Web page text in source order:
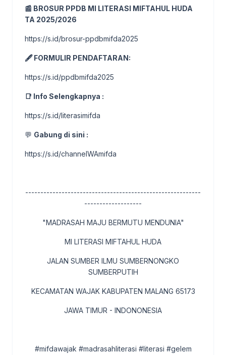
📰 BROSUR PPDB MI LITERASI MIFTAHUL HUDA
TA 2025/2026
https://s.id/brosur-ppdbmifda2025
🖋️ FORMULIR PENDAFTARAN:
https://s.id/ppdbmifda2025
📑 Info Selengkapnya :
https://s.id/literasimifda
💬 Gabung di sini :
https://s.id/channelWAmifda
----------------------------------------------------------
-------------------
"MADRASAH MAJU BERMUTU MENDUNIA"
MI LITERASI MIFTAHUL HUDA
JALAN SUMBER ILMU SUMBERNONGKO
SUMBERPUTIH
KECAMATAN WAJAK KABUPATEN MALANG 65173
JAWA TIMUR - INDONONESIA
#mifdawajak #madrasahliterasi #literasi #gelem